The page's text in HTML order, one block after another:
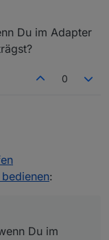
Du im Adapter
0
bedienen:
Du im